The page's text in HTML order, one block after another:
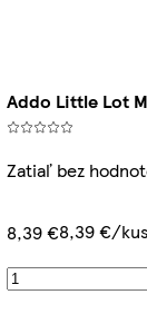
Addo Little Lot
Zatiaľ bez
8,39 €8,39 €/kus